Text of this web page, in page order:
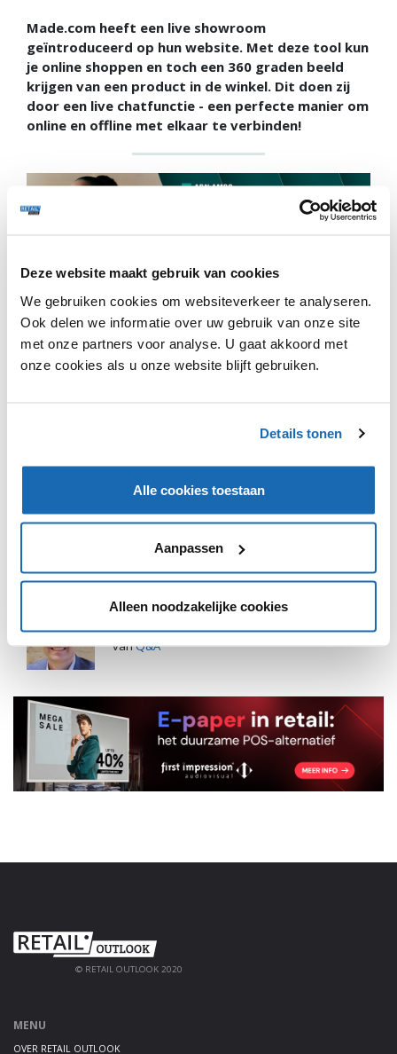
Deze website maakt gebruik van cookies
We gebruiken cookies om websiteverkeer te analyseren.
Ook delen we informatie over uw gebruik van onze site
met onze partners voor analyse. U gaat akkoord met
onze cookies als u onze website blijft gebruiken.
Details tonen
Alle cookies toestaan
Aanpassen
Alleen noodzakelijke cookies
Made.com heeft een live showroom
geïntroduceerd op hun website. Met deze tool kun
je online shoppen en toch een 360 graden beeld
krijgen van een product in de winkel. Dit doen zij
door een live chatfunctie - een perfecte manier om
online en offline met elkaar te verbinden!
FRANK QUIX
vanQ&A
© RETAIL OUTLOOK 2020
MENU
OVER RETAIL OUTLOOK